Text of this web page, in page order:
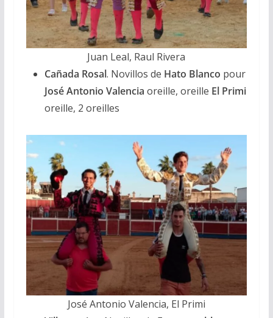
Juan Leal, Raul Rivera
Cañada Rosal. Novillos de Hato Blanco pour
José Antonio Valencia oreille, oreille El Primi
oreille, 2 oreilles
José Antonio Valencia, El Primi